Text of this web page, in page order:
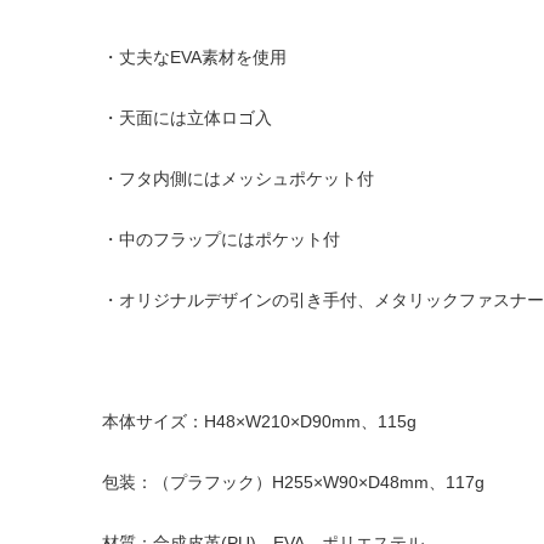
・丈夫なEVA素材を使用
・天面には立体ロゴ入
・フタ内側にはメッシュポケット付
・中のフラップにはポケット付
・オリジナルデザインの引き手付、メタリックファスナ
本体サイズ：H48×W210×D90mm、115g
包装：（プラフック）H255×W90×D48mm、117g